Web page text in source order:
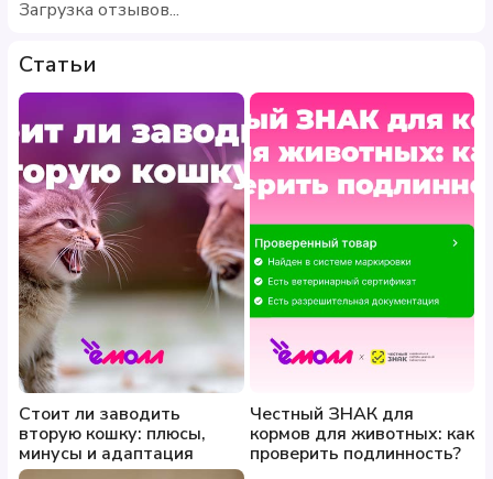
Загрузка отзывов...
Статьи
Стоит ли заводить
вторую кошку: плюсы,
минусы и адаптация
Честный ЗНАК для
кормов для животных: как
проверить подлинность?